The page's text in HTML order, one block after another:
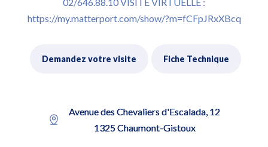
https://my.matterport.com/show/?m=fCFpJRxXBcq
Demandez votre visite Fiche Technique
Avenue des Chevaliers d'Escalada, 12
1325 Chaumont-Gistoux